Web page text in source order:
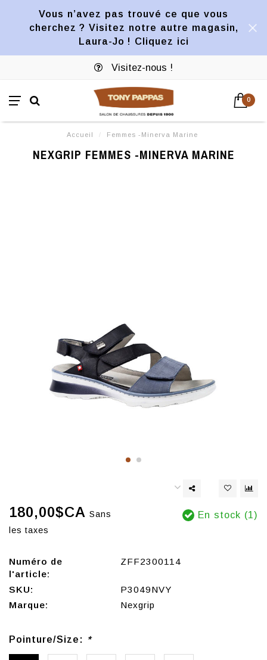
Vous n’avez pas trouvé ce que vous
cherchez ? Visitez notre autre magasin,
Laura-Jo ! Cliquez ici
Visitez-nous !
0
Accueil / Femmes -Minerva Marine
NEXGRIP FEMMES -MINERVA MARINE
180,00$CA Sans
les taxes
En stock (1)
Numéro de
l'article:
ZFF2300114
SKU:
P3049NVY
Marque:
Nexgrip
Pointure/Size: *